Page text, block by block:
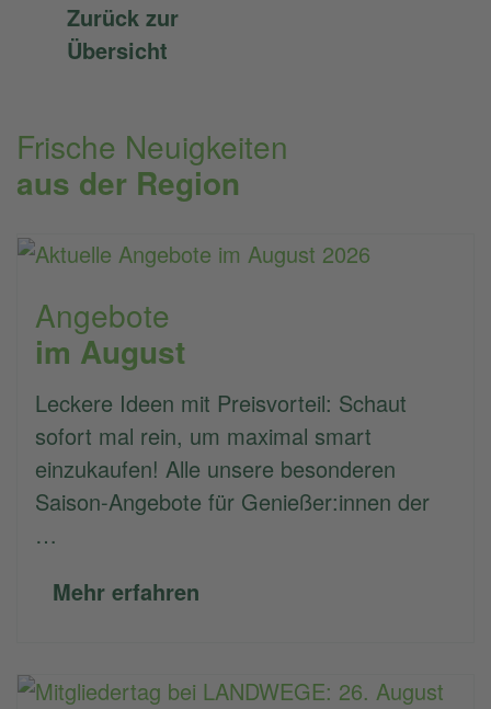
Zurück zur
Übersicht
Frische Neuigkeiten
aus der Region
Angebote
im August
Leckere Ideen mit Preisvorteil: Schaut
sofort mal rein, um maximal smart
einzukaufen! Alle unsere besonderen
Saison-Angebote für Genießer:innen der
…
Mehr erfahren